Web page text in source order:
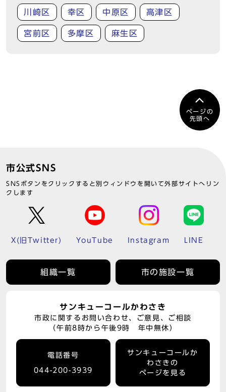
川崎区 幸区 中原区 高津区
宮前区 多摩区 麻生区
ページの
先頭へ
市公式SNS
SNSボタンをクリックすると別ウィンドウを開いて外部サイトへリン
クします
X(旧Twitter) YouTube Instagram LINE
組織一覧 市の施設一覧
サンキューコールかわさき
市政に関するお問い合わせ、ご意見、ご相談
（午前8時から午後9時 年中無休）
電話番号
044-200-3939
サンキューコールか
わさきの
ページを見る